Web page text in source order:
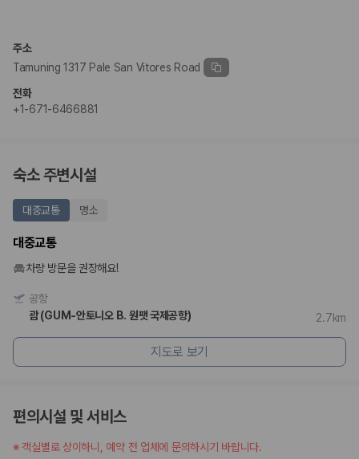
주소
Tamuning 1317 Pale San Vitores Road
전화
+1-671-6466881
숙소 주변시설
대중교통 명소
대중교통
차량 방문을 권장해요!
공항
괌 (GUM-안토니오 B. 원팻 국제공항)
2.7km
지도로 보기
편의시설 및 서비스
※객실별로 상이하니, 예약 전 업체에 문의하시기 바랍니다.